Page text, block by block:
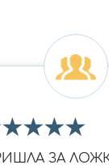
★★★★
ЗА